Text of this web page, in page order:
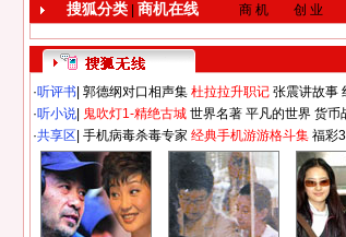
搜狐分类| 商机在线 商 机 创 业
·听评书 郭德纲对口相声集 杜拉拉升职记 张震讲故事
·听小说 鬼吹灯1-精绝古城 世界名著 平凡的世界 货币
·共享区 手机病毒杀毒专家 经典手机游游格斗集 福彩